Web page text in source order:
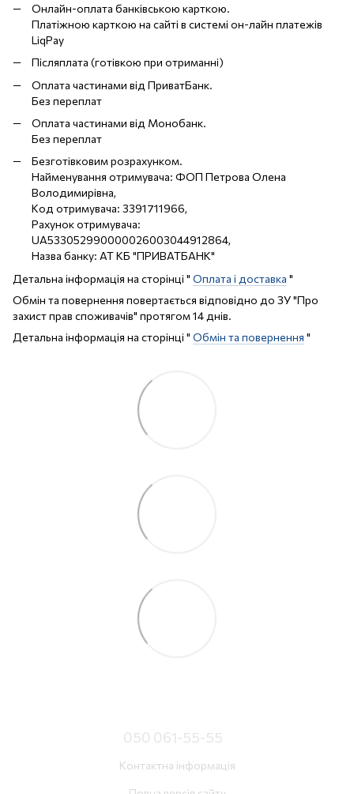
Онлайн-оплата банківською карткою.
Платіжною карткою на сайті в системі он-лайн платежів
LiqPay
Післяплата (готівкою при отриманні)
Оплата частинами від ПриватБанк.
Без переплат
Оплата частинами від Монобанк.
Без переплат
Безготівковим розрахунком.
Найменування отримувача: ФОП Петрова Олена
Володимирівна,
Код отримувача: 3391711966,
Рахунок отримувача:
UA533052990000026003044912864,
Назва банку: АТ КБ "ПРИВАТБАНК"
Детальна інформація на сторінці " Оплата і доставка "
Обмін та повернення повертається відповідно до ЗУ "Про
захист прав споживачів" протягом 14 днів.
Детальна інформація на сторінці " Обмін та повернення "
050 061-55-55
Контактна інформація